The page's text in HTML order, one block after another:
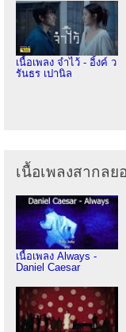
เนื้อเพลง จำไว้ - อิ้งค์ ว
รันธร เปานิล
เนื้อเพลงสากลย
เนื้อเพลง Always -
Daniel Caesar